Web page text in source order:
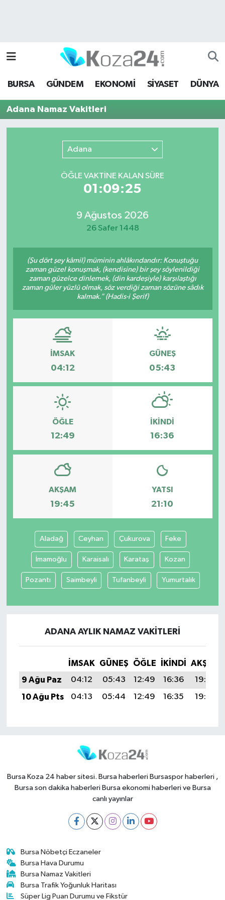
BURSA GÜNDEM EKONOMİ SİYASET DÜNYA
Adana Namaz Vakitleri
Adana
ÖĞLE VAKTİNE KALAN SÜRE
01:09:25
9 Ağustos 2026
26 Safer 1448
(Şu dört şey kâmil) müminin ahlâkındandır: Konuştuğu
zaman güzel konuşmak, (kendisine) bir şey söylenildiği
zaman güzelce dinlemek, (din kardeşiyle) karşılaştığı
zaman güler yüzlü olmak, söz verdiği zaman sözüne sâdık
kalmak.” (Hadis-i Şerif)
İMSAK
04:12
GÜNEŞ
05:43
ÖĞLE
12:49
İKINDI
16:36
AKŞAM
19:45
YATSI
21:10
Aladağ Ceyhan Çukurova Feke
İmamoğlu Karaisalı Karataş Kozan
Pozantı Saimbeyli Tufanbeyli Yumurtalık
ADANA AYLIK NAMAZ VAKITLERI
İMSAK GÜNEŞ ÖĞLE İKINDI
AKŞAM
9 Ağu Paz
04:12 05:43 12:49 16:36
19:45
10 Ağu Pts
04:13 05:44 12:49 16:35 19:44
Bursa Koza 24 haber sitesi. Bursa haberleri Bursaspor haberleri ,
Bursa son dakika haberleri Bursa ekonomi haberleri ve Bursa
canlı yayınlar
Bursa Nöbetçi Eczaneler
Bursa Hava Durumu
Bursa Namaz Vakitleri
Bursa Trafik Yoğunluk Haritası
Süper Lig Puan Durumu ve Fikstür
Bursa Hava Durumu
Bursa Namaz Vakitleri
Bursa Trafik Yoğunluk Haritası
Süper Lig Puan Durumu ve Fikstür
Son Dakika Haberleri